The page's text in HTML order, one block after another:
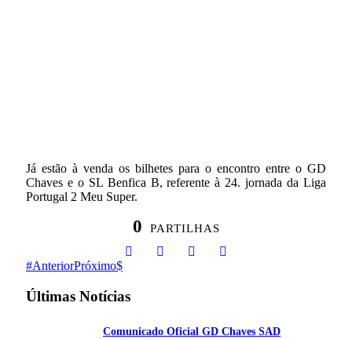
Já estão à venda os bilhetes para o encontro entre o GD
Chaves e o SL Benfica B, referente à 24. jornada da Liga
Portugal 2 Meu Super.
0 PARTILHAS
AnteriorPróximo
Últimas Notícias
Comunicado Oficial GD Chaves SAD